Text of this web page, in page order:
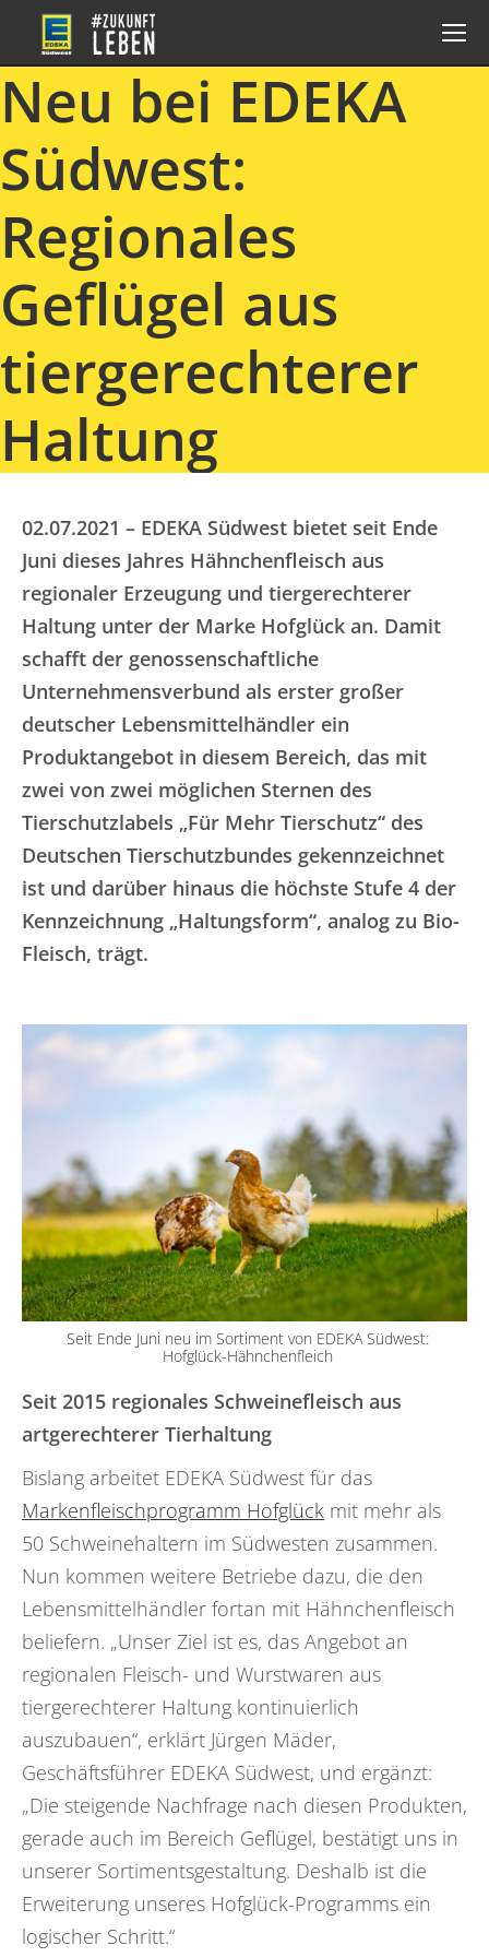
Neu bei EDEKA
Südwest:
Regionales
Geflügel aus
tiergerechterer
Haltung
02.07.2021 – EDEKA Südwest bietet seit Ende
Juni dieses Jahres Hähnchenfleisch aus
regionaler Erzeugung und tiergerechterer
Haltung unter der Marke Hofglück an. Damit
schafft der genossenschaftliche
Unternehmensverbund als erster großer
deutscher Lebensmittelhändler ein
Produktangebot in diesem Bereich, das mit
zwei von zwei möglichen Sternen des
Tierschutzlabels „Für Mehr Tierschutz“ des
Deutschen Tierschutzbundes gekennzeichnet
ist und darüber hinaus die höchste Stufe 4 der
Kennzeichnung „Haltungsform“, analog zu Bio-
Fleisch, trägt.
Seit Ende Juni neu im Sortiment von EDEKA Südwest:
Hofglück-Hähnchenfleich
Seit 2015 regionales Schweinefleisch aus
artgerechterer Tierhaltung
Bislang arbeitet EDEKA Südwest für das
Markenfleischprogramm Hofglück mit mehr als
50 Schweinehaltern im Südwesten zusammen.
Nun kommen weitere Betriebe dazu, die den
Lebensmittelhändler fortan mit Hähnchenfleisch
beliefern. „Unser Ziel ist es, das Angebot an
regionalen Fleisch- und Wurstwaren aus
tiergerechterer Haltung kontinuierlich
auszubauen“, erklärt Jürgen Mäder,
Geschäftsführer EDEKA Südwest, und ergänzt:
„Die steigende Nachfrage nach diesen Produkten,
gerade auch im Bereich Geflügel, bestätigt uns in
unserer Sortimentsgestaltung. Deshalb ist die
Erweiterung unseres Hofglück-Programms ein
logischer Schritt.“